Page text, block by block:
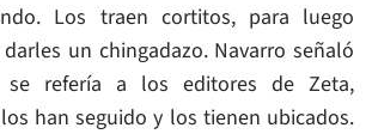
Los traen cortitos, para luego
darles un chingadazo. Navarro señaló
se refería a los editores de Zeta,
han seguido y los tienen ubicados.